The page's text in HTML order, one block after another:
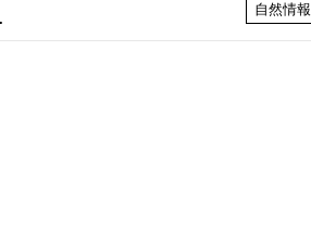
自然情報